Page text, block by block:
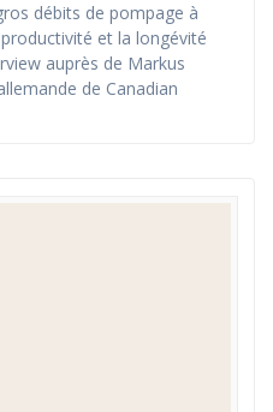
débits de pompage à
et la longévité
auprès de Markus
de Canadian